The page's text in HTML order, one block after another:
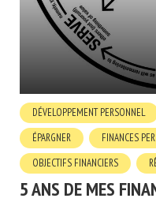
DÉVELOPPEMENT PERSONNEL
ÉPARGNER
FINANCES
OBJECTIFS FINANCIERS
5 ANS DE MES